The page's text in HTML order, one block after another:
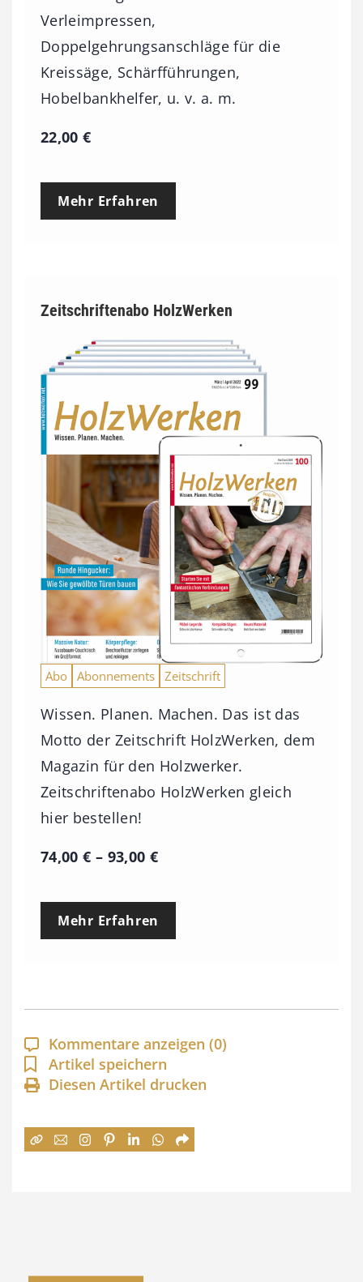
Verleimpressen,
Doppelgehrungsanschläge für die
Kreissäge, Schärfführungen,
Hobelbankhelfer, u. v. a. m.
22,00€
Mehr Erfahren
Zeitschriftenabo HolzWerken
Abo Abonnements Zeitschrift
Wissen. Planen. Machen. Das ist das
Motto der Zeitschrift HolzWerken, dem
Magazin für den Holzwerker.
Zeitschriftenabo HolzWerken gleich
hier bestellen!
74,00€ – 93,00 €P
e
p
a
n
n
:
Mehr Erfahren
Kommentare anzeigen (0)
Artikel speichern
Diesen Artikel drucken